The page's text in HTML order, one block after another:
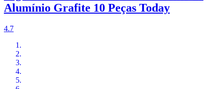
Alumínio Grafite 10 Peças Today
4.7